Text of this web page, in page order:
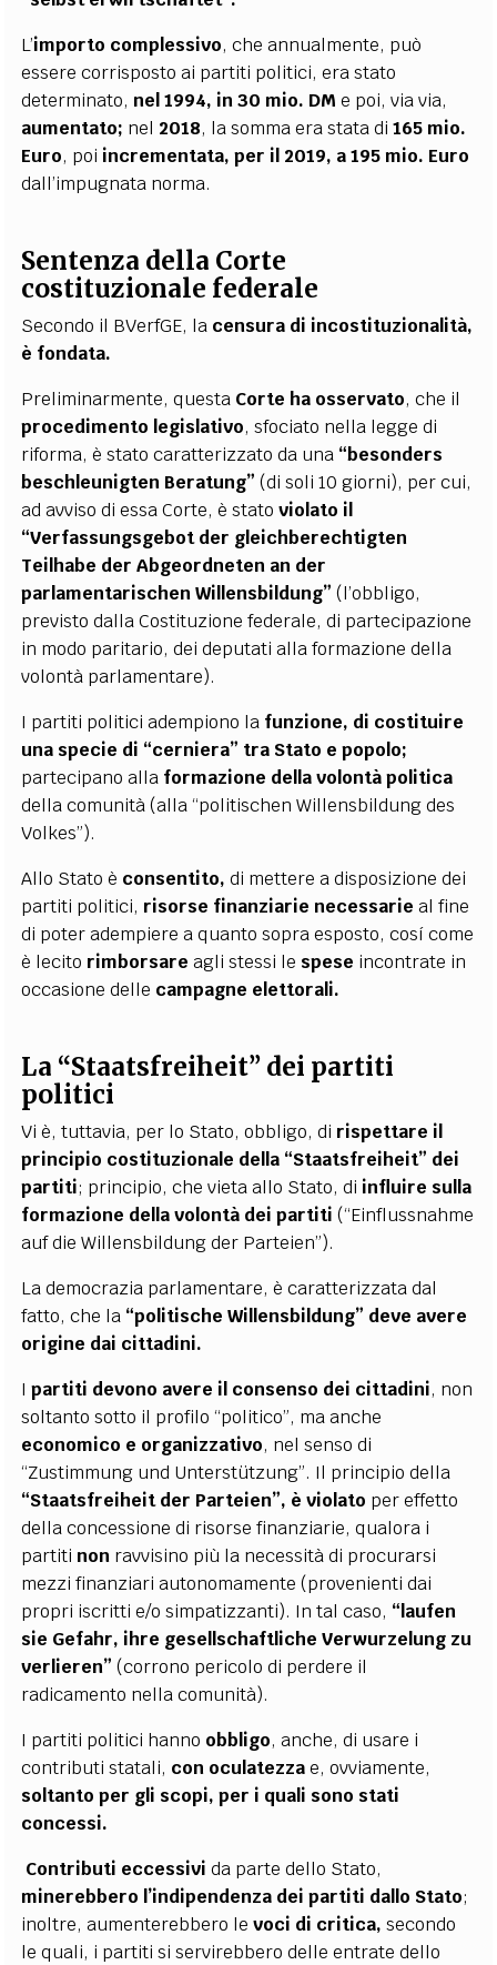
L’importo complessivo, che annualmente, può
essere corrisposto ai partiti politici, era stato
determinato, nel 1994, in 30 mio. DM e poi, via via,
aumentato; nel 2018, la somma era stata di165 mio.
Euro, poi incrementata, per il 2019, a 195 mio. Euro
dall’impugnata norma.
Sentenza della Corte
costituzionale federale
Secondo il BVerfGE, la censura di incostituzionalità,
è fondata.
Preliminarmente, questa Corte ha osservato, che il
procedimento legislativo, sfociato nella legge di
riforma, è stato caratterizzato da una “besonders
beschleunigten Beratung” (di soli 10 giorni), per cui,
ad avviso di essa Corte, è statoviolato il
“Verfassungsgebot der gleichberechtigten
Teilhabe der Abgeordneten an der
parlamentarischen Willensbildung”(l’obbligo,
previsto dalla Costituzione federale, di partecipazione
in modo paritario, dei deputati alla formazione della
volontà parlamentare).
I partiti politici adempiono la funzione, di costituire
una specie di “cerniera” tra Stato e popolo;
partecipano alla formazione della volontà politica
della comunità (alla “politischen Willensbildung des
Volkes”).
Allo Stato è consentito, di mettere a disposizione dei
partiti politici, risorse finanziarie necessarieal fine
di poter adempiere a quanto sopra esposto, cosí come
è lecito rimborsareagli stessi le spese incontrate in
occasione delle campagne elettorali.
La “Staatsfreiheit” dei partiti
politici
Vi è, tuttavia, per lo Stato, obbligo, di rispettare il
principio costituzionale della “Staatsfreiheit” dei
partiti; principio, che vieta allo Stato, di influire sulla
formazione della volontà dei partiti (“Einflussnahme
auf die Willensbildung der Parteien”).
La democrazia parlamentare, è caratterizzata dal
fatto, che la “politische Willensbildung” deve avere
origine dai cittadini.
Ipartiti devono avere il consenso dei cittadini, non
soltanto sotto il profilo “politico”, ma anche
economico e organizzativo, nel senso di
“Zustimmung und Unterstützung”. Il principio della
“Staatsfreiheit der Parteien”, è violato per effetto
della concessione di risorse finanziarie, qualora i
partiti non ravvisino più la necessità di procurarsi
mezzi finanziari autonomamente (provenienti dai
propri iscritti e/o simpatizzanti). In tal caso, “laufen
sie Gefahr, ihre gesellschaftliche Verwurzelung zu
verlieren” (corrono pericolo di perdere il
radicamento nella comunità).
I partiti politici hanno obbligo, anche, di usare i
contributi statali, con oculatezzae, ovviamente,
soltanto per gli scopi, per i quali sono stati
concessi.
Contributi eccessivi da parte dello Stato,
minerebbero l’indipendenza dei partiti dallo Stato;
inoltre, aumenterebbero levoci di critica, secondo
le quali, i partiti si servirebbero delle entrate dello